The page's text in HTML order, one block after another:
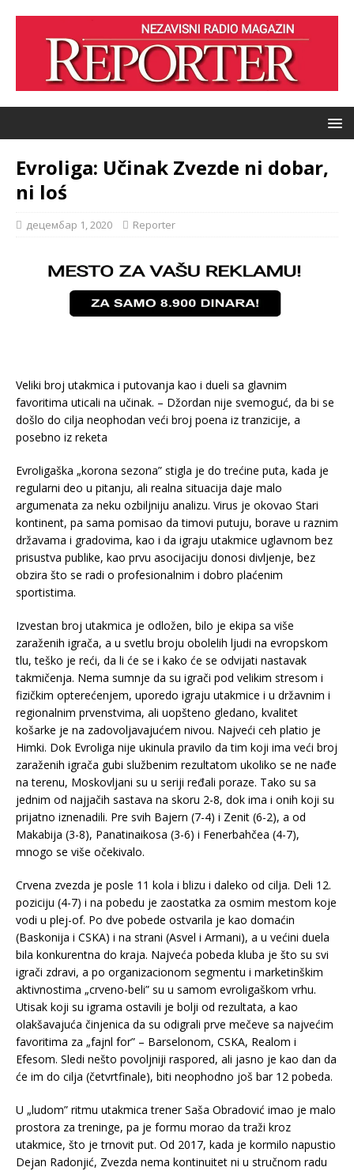
Evroliga: Učinak Zvezde ni dobar,
ni loś
децембар 1, 2020 Reporter
Veliki broj utakmica i putovanja kao i dueli sa glavnim
favoritima uticali na učinak. – Džordan nije svemoguć, da bi se
došlo do cilja neophodan veći broj poena iz tranzicije, a
posebno iz reketa
Evroligaška „korona sezona” stigla je do trećine puta, kada je
regularni deo u pitanju, ali realna situacija daje malo
argumenata za neku ozbiljniju analizu. Virus je okovao Stari
kontinent, pa sama pomisao da timovi putuju, borave u raznim
državama i gradovima, kao i da igraju utakmice uglavnom bez
prisustva publike, kao prvu asocijaciju donosi divljenje, bez
obzira što se radi o profesionalnim i dobro plaćenim
sportistima.
Izvestan broj utakmica je odložen, bilo je ekipa sa više
zaraženih igrača, a u svetlu broju obolelih ljudi na evropskom
tlu, teško je reći, da li će se i kako će se odvijati nastavak
takmičenja. Nema sumnje da su igrači pod velikim stresom i
fizičkim opterećenjem, uporedo igraju utakmice i u državnim i
regionalnim prvenstvima, ali uopšteno gledano, kvalitet
košarke je na zadovoljavajućem nivou. Najveći ceh platio je
Himki. Dok Evroliga nije ukinula pravilo da tim koji ima veći broj
zaraženih igrača gubi službenim rezultatom ukoliko se ne nađe
na terenu, Moskovljani su u seriji ređali poraze. Tako su sa
jednim od najjačih sastava na skoru 2-8, dok ima i onih koji su
prijatno iznenadili. Pre svih Bajern (7-4) i Zenit (6-2), a od
Makabija (3-8), Panatinaikosa (3-6) i Fenerbahčea (4-7),
mnogo se više očekivalo.
Crvena zvezda je posle 11 kola i blizu i daleko od cilja. Deli 12.
poziciju (4-7) i na pobedu je zaostatka za osmim mestom koje
vodi u plej-of. Po dve pobede ostvarila je kao domaćin
(Baskonija i CSKA) i na strani (Asvel i Armani), a u većini duela
bila konkurentna do kraja. Najveća pobeda kluba je što su svi
igrači zdravi, a po organizacionom segmentu i marketinškim
aktivnostima „crveno-beli” su u samom evroligaškom vrhu.
Utisak koji su igrama ostavili je bolji od rezultata, a kao
olakšavajuća činjenica da su odigrali prve mečeve sa najvećim
favoritima za „fajnl for” – Barselonom, CSKA, Realom i
Efesom. Sledi nešto povoljniji raspored, ali jasno je kao dan da
će im do cilja (četvrtfinale), biti neophodno još bar 12 pobeda.
U „ludom” ritmu utakmica trener Saša Obradović imao je malo
prostora za treninge, pa je formu morao da traži kroz
utakmice, što je trnovit put. Od 2017, kada je kormilo napustio
Dejan Radonjić, Zvezda nema kontinuitet ni u stručnom radu